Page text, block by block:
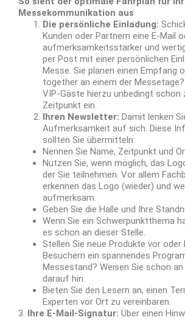
Messekommunikation aus
Die persönliche Einladung:
Kunden oder Partnern eine E-Mail
aufmerksamkeitsstärker und
per Post mit einer persönlichen
Messe. Sie planen einen Empfang
together an einem der
VIP-Gäste hierzu unbedingt schon
Zeitpunkt ein.
Ihren Newsletter: Damit lenken
Aufmerksamkeit auf sich. Diese
sollten Sie übermitteln:
Nennen Sie Name, Zeitpunkt und
Nutzen Sie, wenn möglich, das
der Sie teilnehmen. Vor allem
erkennen das Logo (wieder) und
aufmerksam.
Geben Sie die Halle und Ihre
Wenn Sie ein Schwerpunktthema
es schon an dieser Stelle.
Stellen Sie neue Produkte vor oder
Besuchern ein spannendes
Messestand? Weisen Sie schon
darauf hin.
Bieten Sie den Lesern an, einen
Experten vor Ort zu vereinbaren.
3. Ihre E-Mail-Signatur: Über einen